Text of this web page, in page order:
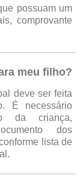
possuam um
comprovante
meu filho?
deve ser feita
É necessário
da criança,
dos
lista de